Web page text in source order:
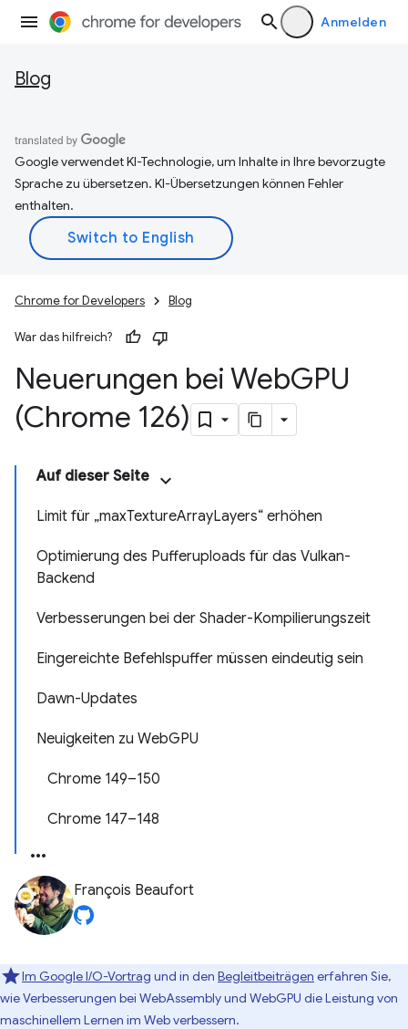
Anmelden
Blog
Google verwendet KI-Technologie, um Inhalte in Ihre bevorzugte
Sprache zu übersetzen. KI-Übersetzungen können Fehler
enthalten.
Chrome for Developers Blog
War das hilfreich?
Neuerungen bei WebGPU
(Chrome 126)
Auf dieser Seite
Limit für „maxTextureArrayLayers“ erhöhen
Optimierung des Pufferuploads für das Vulkan-
Backend
Verbesserungen bei der Shader-Kompilierungszeit
Eingereichte Befehlspuffer müssen eindeutig sein
Dawn-Updates
Neuigkeiten zu WebGPU
Chrome 149–150
Chrome 147–148
François Beaufort
Im Google I/O-Vortrag und in den Begleitbeiträgen erfahren Sie,
wie Verbesserungen bei WebAssembly und WebGPU die Leistung von
maschinellem Lernen im Web verbessern.